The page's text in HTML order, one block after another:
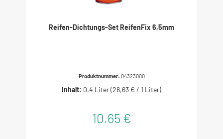
Reifen-Dichtungs-Set ReifenFix 6,5mm
Produktnummer: 04323000
Inhalt: 0.4 Liter(26,63 € / 1 Liter)
10,65 €